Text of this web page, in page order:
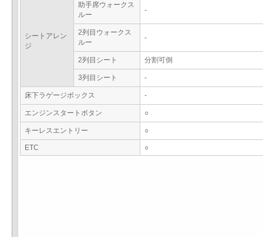
シートアレン
ジ
助手席ウォークス
ルー
-
2列目ウォークス
ルー
-
2列目シート 分割可倒
3列目シート -
床下ラゲージボックス -
エンジンスタートボタン ○
キーレスエントリー ○
ETC ○